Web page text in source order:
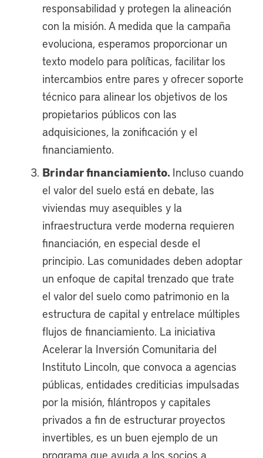
responsabilidad y protegen la alineación
con la misión. A medida que la campaña
evoluciona, esperamos proporcionar un
texto modelo para políticas, facilitar los
intercambios entre pares y ofrecer soporte
técnico para alinear los objetivos de los
propietarios públicos con las
adquisiciones, la zonificación y el
financiamiento.
Brindar financiamiento. Incluso cuando
el valor del suelo está en debate, las
viviendas muy asequibles y la
infraestructura verde moderna requieren
financiación, en especial desde el
principio. Las comunidades deben adoptar
un enfoque de capital trenzado que trate
el valor del suelo como patrimonio en la
estructura de capital y entrelace múltiples
flujos de financiamiento. La iniciativa
Acelerar la Inversión Comunitaria del
Instituto Lincoln, que convoca a agencias
públicas, entidades crediticias impulsadas
por la misión, filántropos y capitales
privados a fin de estructurar proyectos
invertibles, es un buen ejemplo de un
programa que ayuda a los socios a